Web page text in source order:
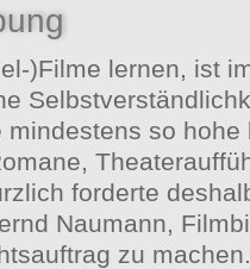
)Filme lernen, ist
so hohe
forderte
Naumann,
zu